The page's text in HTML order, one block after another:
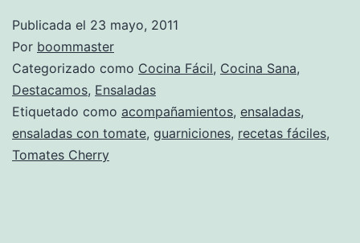
Publicada el 23 mayo, 2011
Por boommaster
Categorizado como Cocina Fácil, Cocina Sana,
Destacamos, Ensaladas
Etiquetado como acompañamientos, ensaladas,
ensaladas con tomate, guarniciones, recetas fáciles,
Tomates Cherry